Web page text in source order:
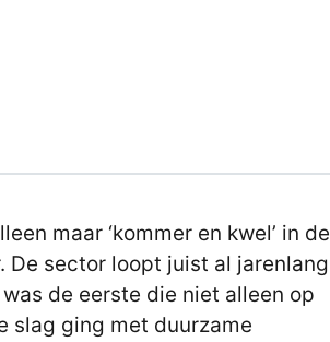
maar ‘kommer en kwel’ in de
De sector loopt juist al jarenlang
de eerste die niet alleen op
slag ging met duurzame